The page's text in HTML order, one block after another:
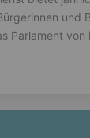
und
Parlament von